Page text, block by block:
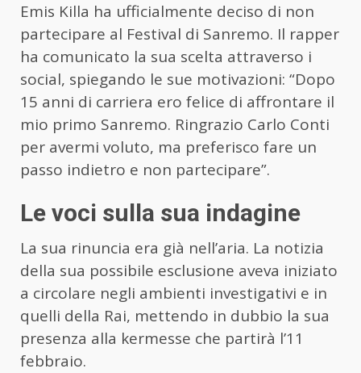
Emis Killa ha ufficialmente deciso di non
partecipare al Festival di Sanremo. Il rapper
ha comunicato la sua scelta attraverso i
social, spiegando le sue motivazioni: “Dopo
15 anni di carriera ero felice di affrontare il
mio primo Sanremo. Ringrazio Carlo Conti
per avermi voluto, ma preferisco fare un
passo indietro e non partecipare”.
Le voci sulla sua indagine
La sua rinuncia era già nell’aria. La notizia
della sua possibile esclusione aveva iniziato
a circolare negli ambienti investigativi e in
quelli della Rai, mettendo in dubbio la sua
presenza alla kermesse che partirà l’11
febbraio.